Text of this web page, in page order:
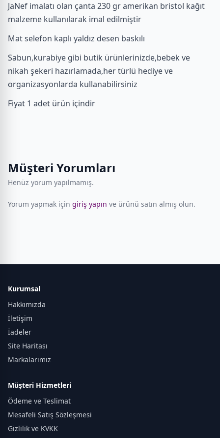
JaNef imalatı olan çanta 230 gr amerikan bristol kağıt
malzeme kullanılarak imal edilmiştir
Mat selefon kaplı yaldız desen baskılı
Sabun,kurabiye gibi butik ürünlerinizde,bebek ve
nikah şekeri hazırlamada,her türlü hediye ve
organizasyonlarda kullanabilirsiniz
Fiyat 1 adet ürün içindir
Müşteri Yorumları
Henüz yorum yapılmamış.
Yorum yapmak için giriş yapın ve ürünü satın almış olun.
Kurumsal
Hakkımızda
İletişim
İadeler
Site Haritası
Markalarımız
Müşteri Hizmetleri
Ödeme ve Teslimat
Mesafeli Satış Sözleşmesi
Gizlilik ve KVKK